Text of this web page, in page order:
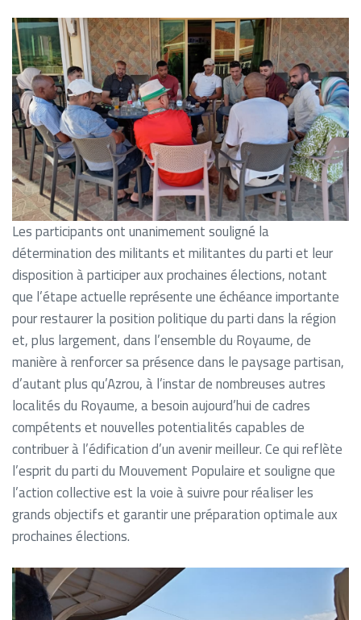
Les participants ont unanimement souligné la
détermination des militants et militantes du parti et leur
disposition à participer aux prochaines élections, notant
que l’étape actuelle représente une échéance importante
pour restaurer la position politique du parti dans la région
et, plus largement, dans l’ensemble du Royaume, de
manière à renforcer sa présence dans le paysage partisan,
d’autant plus qu’Azrou, à l’instar de nombreuses autres
localités du Royaume, a besoin aujourd’hui de cadres
compétents et nouvelles potentialités capables de
contribuer à l’édification d’un avenir meilleur. Ce qui reflète
l’esprit du parti du Mouvement Populaire et souligne que
l’action collective est la voie à suivre pour réaliser les
grands objectifs et garantir une préparation optimale aux
prochaines élections.